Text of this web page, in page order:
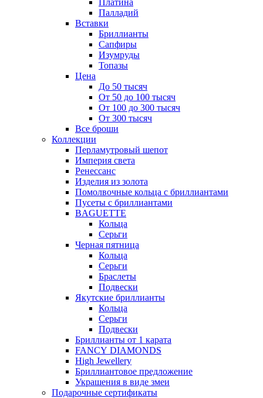
Платина
Палладий
Вставки
Бриллианты
Сапфиры
Изумруды
Топазы
Цена
До 50 тысяч
От 50 до 100 тысяч
От 100 до 300 тысяч
От 300 тысяч
Все броши
Коллекции
Перламутровый шепот
Империя света
Ренессанс
Изделия из золота
Помолвочные кольца с бриллиантами
Пусеты с бриллиантами
BAGUETTE
Кольца
Серьги
Черная пятница
Кольца
Серьги
Браслеты
Подвески
Якутские бриллианты
Кольца
Серьги
Подвески
Бриллианты от 1 карата
FANCY DIAMONDS
High Jewellery
Бриллиантовое предложение
Украшения в виде змеи
Подарочные сертификаты